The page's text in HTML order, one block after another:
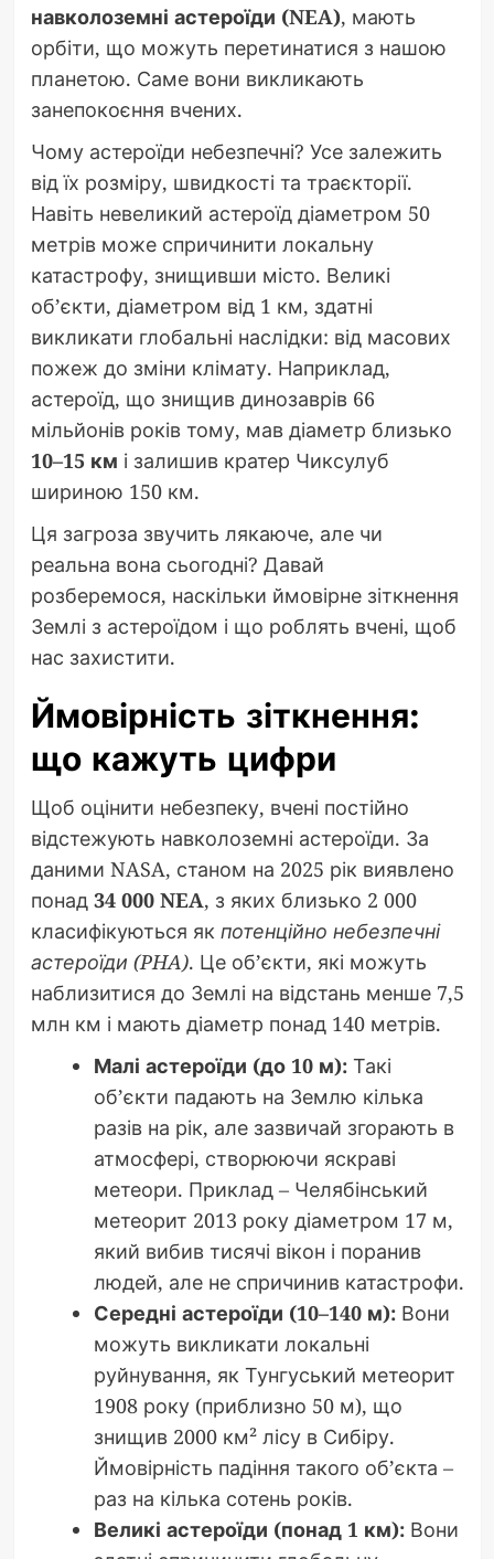
навколоземні астероїди (NEA), мають
орбіти, що можуть перетинатися з нашою
планетою. Саме вони викликають
занепокоєння вчених.
Чому астероїди небезпечні? Усе залежить
від їх розміру, швидкості та траєкторії.
Навіть невеликий астероїд діаметром 50
метрів може спричинити локальну
катастрофу, знищивши місто. Великі
об’єкти, діаметром від 1 км, здатні
викликати глобальні наслідки: від масових
пожеж до зміни клімату. Наприклад,
астероїд, що знищив динозаврів 66
мільйонів років тому, мав діаметр близько
10–15 км і залишив кратер Чиксулуб
шириною 150 км.
Ця загроза звучить лякаюче, але чи
реальна вона сьогодні? Давай
розберемося, наскільки ймовірне зіткнення
Землі з астероїдом і що роблять вчені, щоб
нас захистити.
Ймовірність зіткнення:
що кажуть цифри
Щоб оцінити небезпеку, вчені постійно
відстежують навколоземні астероїди. За
даними NASA, станом на 2025 рік виявлено
понад 34 000 NEA, з яких близько 2 000
класифікуються як потенційно небезпечні
астероїди (PHA). Це об’єкти, які можуть
наблизитися до Землі на відстань менше 7,5
млн км і мають діаметр понад 140 метрів.
Малі астероїди (до 10 м):Такі
об’єкти падають на Землю кілька
разів на рік, але зазвичай згорають в
атмосфері, створюючи яскраві
метеори. Приклад – Челябінський
метеорит 2013 року діаметром 17 м,
який вибив тисячі вікон і поранив
людей, але не спричинив катастрофи.
Середні астероїди (10–140 м):Вони
можуть викликати локальні
руйнування, як Тунгуський метеорит
1908 року (приблизно 50 м), що
знищив 2000 км² лісу в Сибіру.
Ймовірність падіння такого об’єкта –
раз на кілька сотень років.
Великі астероїди (понад 1 км):Вони